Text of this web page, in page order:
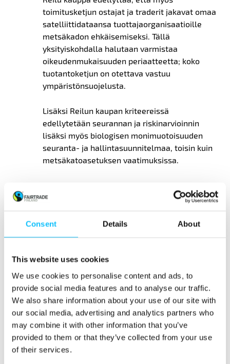
Consent Details About
This website uses cookies
We use cookies to personalise content and ads, to
provide social media features and to analyse our traffic.
We also share information about your use of our site with
our social media, advertising and analytics partners who
may combine it with other information that you’ve
provided to them or that they’ve collected from your use
of their services.
toimitusketjun ostajat ja traderit jakavat omaa
satelliittidataansa tuottajaorganisaatioille
metsäkadon ehkäisemiseksi. Tällä
yksityiskohdalla halutaan varmistaa
oikeudenmukaisuuden periaatteetta; koko
tuotantoketjun on otettava vastuu
ympäristönsuojelusta.
Lisäksi Reilun kaupan kriteereissä
edellytetään seurannan ja riskinarvioinnin
lisäksi myös biologisen monimuotoisuuden
seuranta- ja hallintasuunnitelmaa, toisin kuin
metsäkatoasetuksen vaatimuksissa.
helmikuussa. Reilun kaupan kahviviljelijöillä
vaatimukset. Helmikuun 2025 alusta lähtien
kaikkien kahviviljelijöiden tulee täyttää
aiheuttaa metsäkatoa 31.12.2013 jälkeen.
Siirtymäaika antaa koko kahvin
toimitusketjulle aikaa mukauttaa käytäntöjään
ja varmistaa, että kaikkia sääntöjä myös
noudatetaan.
Reilun kaupan kriteereillävaikutetaan sekä
ihmisten että ympäristön hyvinvointiin Reilun